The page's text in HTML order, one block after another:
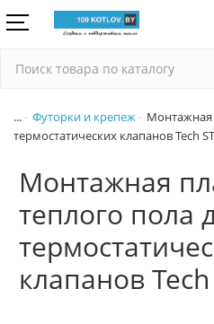
... Футорки и крепеж
Монтажная
термостатических клапанов Tech
Монтажная
теплого пола
клапанов Tech